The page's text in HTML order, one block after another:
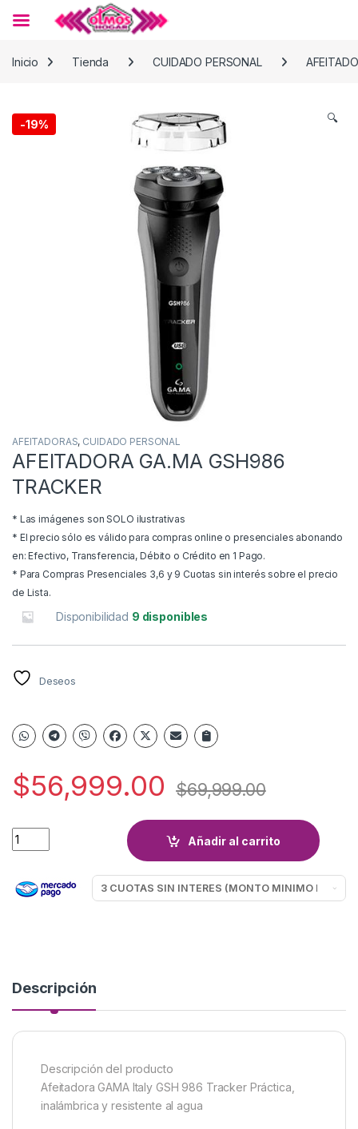
Inicio
Tienda CUIDADO PERSONAL
-19% 🔍
AFEITADORAS, CUIDADO PERSONAL
AFEITADORA GA.MA GSH986
TRACKER
* Las imágenes son SOLO ilustrativas
* El precio sólo es válido para compras online o presenciales abonando
en: Efectivo, Transferencia, Débito o Crédito en 1 Pago.
* Para Compras Presenciales 3,6 y 9 Cuotas sin interés sobre el precio
de Lista.
Disponibilidad 9 disponibles
Deseos
$56,999.00 $69,999.00
AFEITADORA GA.MA GSH986 TRACKER quantity
Añadir al carrito
Descripción
Descripción del producto
Afeitadora GAMA Italy GSH 986 Tracker Práctica,
inalámbrica y resistente al agua